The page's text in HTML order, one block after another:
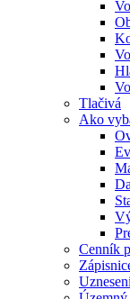
Tlačivá
Ako
Cenník